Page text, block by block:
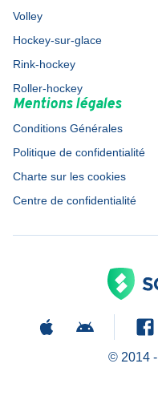
Volley
Hockey-sur-glace
Rink-hockey
Roller-hockey
Mentions légales
Conditions Générales
Politique de confidentialité
Charte sur les cookies
Centre de confidentialité
© 2014 -